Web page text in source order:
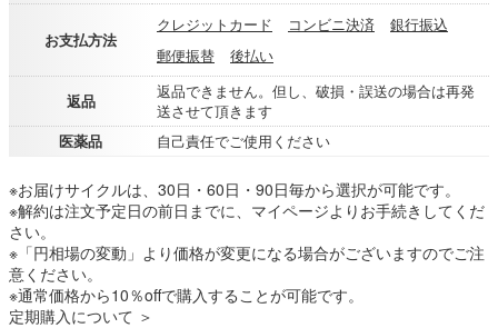
お支払方法
クレジットカード コンビニ決済
銀行振込
郵便振替
後払い
返品
返品できません。但し、破損・誤送の場合は再発
送させて頂きます
医薬品
自己責任でご使用ください
※お届けサイクルは、30日・60日・90日毎から選択が可能です。
※解約は注文予定日の前日までに、マイページよりお手続きしてくだ
さい。
※「円相場の変動」より価格が変更になる場合がございますのでご注
意ください。
※通常価格から10％offで購入することが可能です。
定期購入について ＞